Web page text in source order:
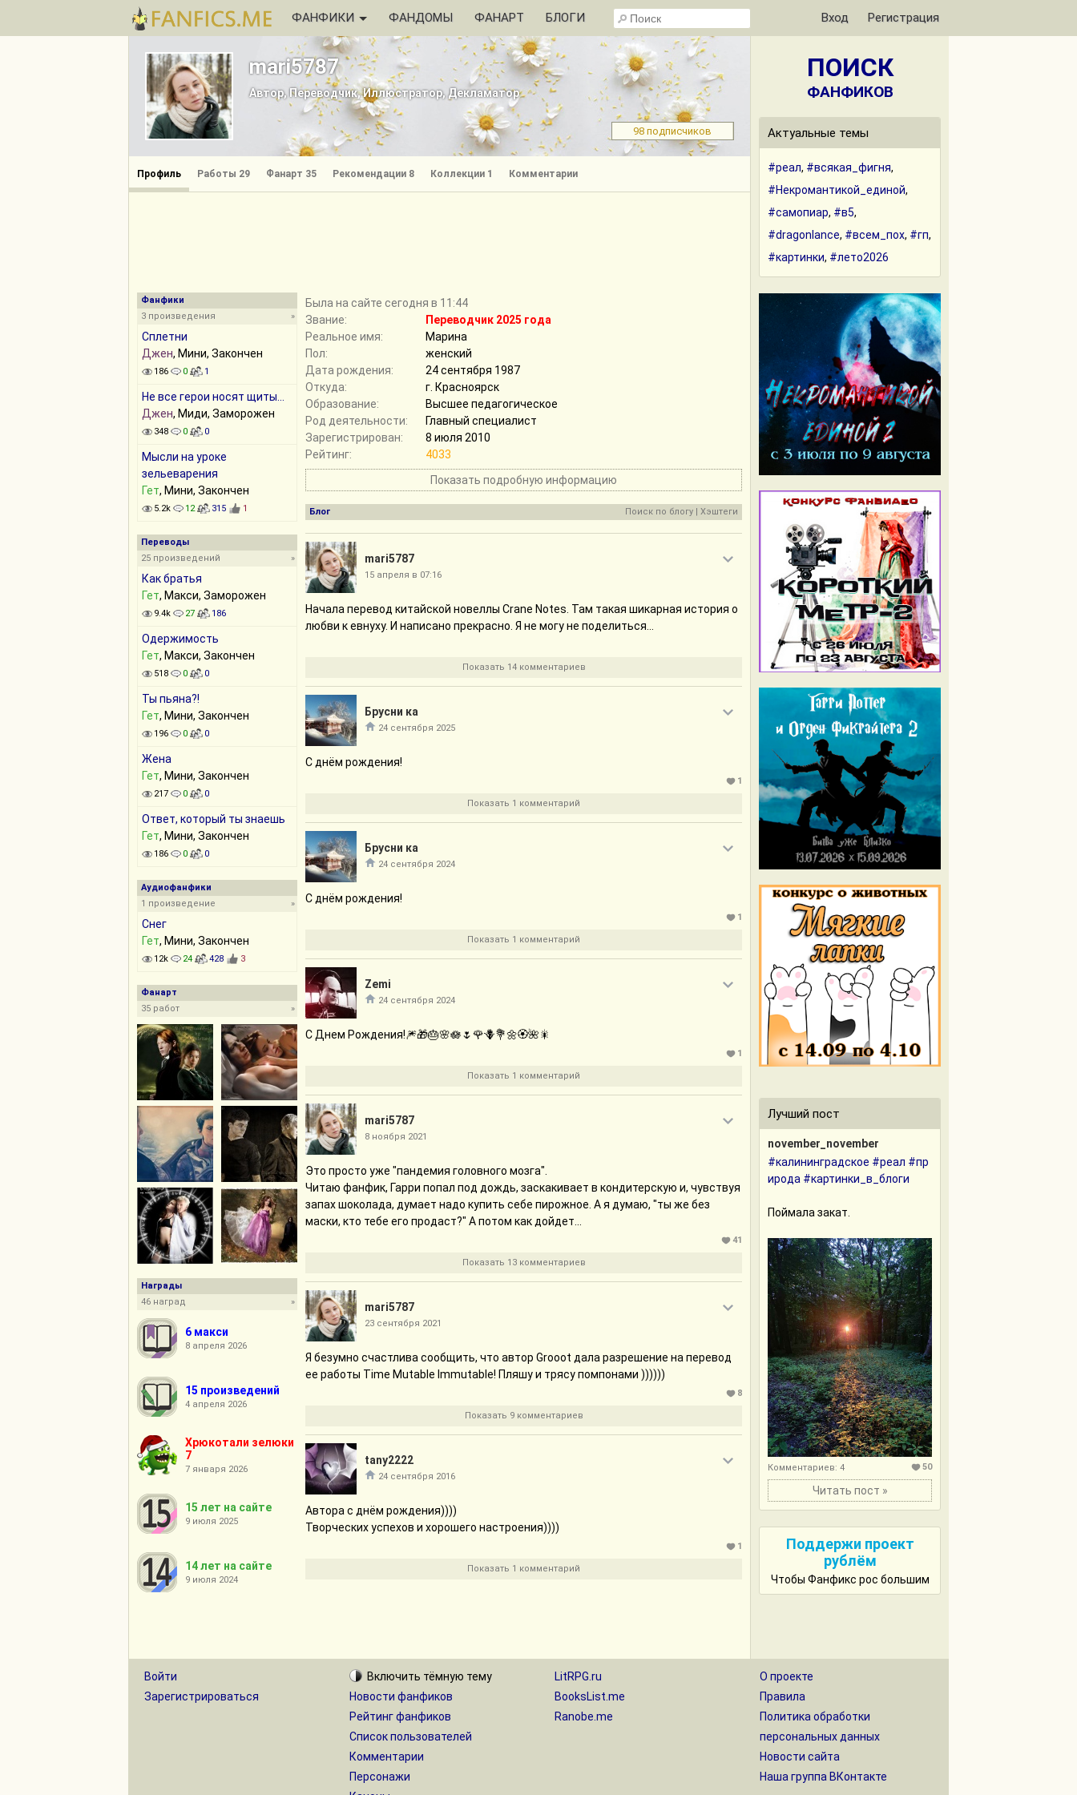
ФАНФИКИ ФАНДОМЫ ФАНАРТ БЛОГИ Вход Регистрация
mari5787
Автор, Переводчик, Иллюстратор, Декламатор
98 подписчиков
Профиль Работы 29 Фанарт 35 Рекомендации 8 Коллекции 1 Комментарии
Фанфики
3 произведения
»
Сплетни
Джен, Мини, Закончен
186 0 1
Не все герои носят щиты...
Джен, Миди, Заморожен
348 0 0
Мысли на уроке
зельеварения
Гет, Мини, Закончен
5.2k 12 315 1
Переводы
25 произведений
»
Как братья
Гет, Макси, Заморожен
9.4k 27 186
Одержимость
Гет, Макси, Закончен
518 0 0
Ты пьяна?!
Гет, Мини, Закончен
196 0 0
Жена
Гет, Мини, Закончен
217 0 0
Ответ, который ты знаешь
Гет, Мини, Закончен
186 0 0
Аудиофанфики
1 произведение
»
Снег
Гет, Мини, Закончен
12k 24 428 3
Фанарт
35 работ
»
Награды
46 наград
»
6 макси
8 апреля 2026
15 произведений
4 апреля 2026
Хрюкотали зелюки
7
7 января 2026
15 лет на сайте
9 июля 2025
14 лет на сайте
9 июля 2024
Былa на сайте сегодня в 11:44
Звание:
Переводчик 2025 года
Реальное имя:
Марина
Пол:
женский
Дата рождения:
24 сентября 1987
Откуда:
г. Красноярск
Образование:
Высшее педагогическое
Род деятельности:
Главный специалист
Зарегистрирован:
8 июля 2010
Рейтинг:
4033
Показать подробную информацию
Блог Поиск по блогу | Хэштеги
mari5787
15 апреля в 07:16
Начала перевод китайской новеллы Crane Notes. Там такая шикарная история о
любви к евнуху. И написано прекрасно. Я не могу не поделиться...
Показать 14 комментариев
Брусни ка
24 сентября 2025
С днём рождения!
1
Показать 1 комментарий
Брусни ка
24 сентября 2024
С днём рождения!
1
Показать 1 комментарий
Zemi
24 сентября 2024
С Днем Рождения!🎆🎁🎂🌸🪷🌷🌹🪻💐🌼🏵️🌺🎇
1
Показать 1 комментарий
mari5787
8 ноября 2021
Это просто уже "пандемия головного мозга".
Читаю фанфик, Гарри попал под дождь, заскакивает в кондитерскую и, чувствуя
запах шоколада, думает надо купить себе пирожное. А я думаю, "ты же без
маски, кто тебе его продаст?" А потом как дойдет...
41
Показать 13 комментариев
mari5787
23 сентября 2021
Я безумно счастлива сообщить, что автор Grooot дала разрешение на перевод
ее работы Time Mutable Immutable! Пляшу и трясу помпонами ))))))
8
Показать 9 комментариев
tany2222
24 сентября 2016
Автора с днём рождения))))
Творческих успехов и хорошего настроения))))
1
Показать 1 комментарий
ПОИСК
ФАНФИКОВ
Актуальные темы
#реал, #всякая_фигня,
#Некромантикой_единой,
#самопиар, #в5,
#dragonlance, #всем_пох, #гп,
#картинки, #лето2026
Лучший пост
november_november
#калининградское #реал #пр
ирода #картинки_в_блоги
Поймала закат.
Комментариев: 4 50
Читать пост »
Поддержи проект
рублём
Чтобы Фанфикс рос большим
Войти
Зарегистрироваться
Включить тёмную тему
Новости фанфиков
Рейтинг фанфиков
Список пользователей
Комментарии
Персонажи
LitRPG.ru
BooksList.me
Ranobe.me
О проекте
Правила
Политика обработки
персональных данных
Новости сайта
Наша группа ВКонтакте